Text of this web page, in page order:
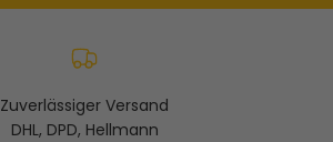
Zuverlässiger Versand
DHL, DPD, Hellmann